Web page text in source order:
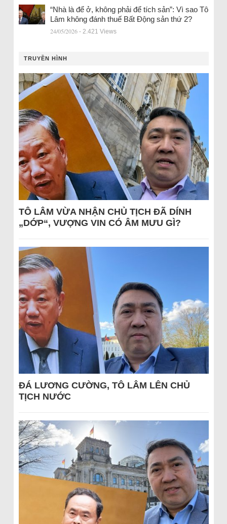
“Nhà là để ở, không phải để tích sản”: Vì sao Tô
Lâm không đánh thuế Bất Động sản thứ 2?
24/05/2026 - 2.421 Views
TRUYỀN HÌNH
TÔ LÂM VỪA NHẬN CHỦ TỊCH ĐÃ DÍNH
„DỚP“, VƯỢNG VIN CÓ ÂM MƯU GÌ?
ĐÁ LƯƠNG CƯỜNG, TÔ LÂM LÊN CHỦ
TỊCH NƯỚC